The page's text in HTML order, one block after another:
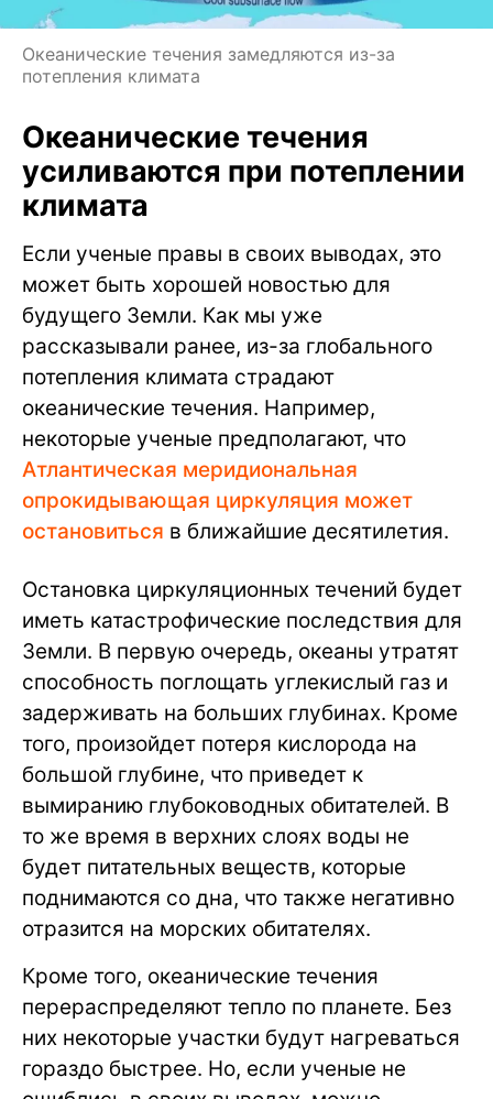
Океанические течения замедляются из-за
потепления климата
Океанические течения
усиливаются при потеплении
климата
Если ученые правы в своих выводах, это
может быть хорошей новостью для
будущего Земли. Как мы уже
рассказывали ранее, из-за глобального
потепления климата страдают
океанические течения. Например,
некоторые ученые предполагают, что
Атлантическая меридиональная
опрокидывающая циркуляция может
остановиться в ближайшие десятилетия.
Остановка циркуляционных течений будет
иметь катастрофические последствия для
Земли. В первую очередь, океаны утратят
способность поглощать углекислый газ и
задерживать на больших глубинах. Кроме
того, произойдет потеря кислорода на
большой глубине, что приведет к
вымиранию глубоководных обитателей. В
то же время в верхних слоях воды не
будет питательных веществ, которые
поднимаются со дна, что также негативно
отразится на морских обитателях.
Кроме того, океанические течения
перераспределяют тепло по планете. Без
них некоторые участки будут нагреваться
гораздо быстрее. Но, если ученые не